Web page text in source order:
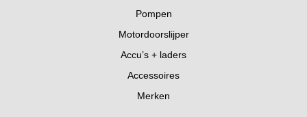
Pompen
Motordoorslijper
Accu’s + laders
Accessoires
Merken